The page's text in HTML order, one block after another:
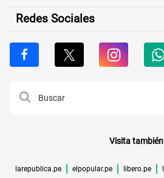
Redes Sociales
Visita también
larepublica.pe elpopular.pe libero.pe